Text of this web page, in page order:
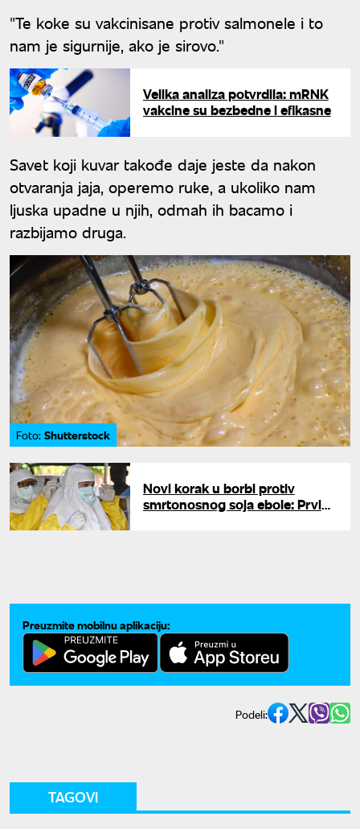
"Te koke su vakcinisane protiv salmonele i to
nam je sigurnije, ako je sirovo."
Velika analiza potvrdila: mRNK
vakcine su bezbedne i efikasne
Savet koji kuvar takođe daje jeste da nakon
otvaranja jaja, operemo ruke, a ukoliko nam
ljuska upadne u njih, odmah ih bacamo i
razbijamo druga.
Foto: Shutterstock
Novi korak u borbi protiv
smrtonosnog soja ebole: Prvi
Preuzmite mobilnu aplikaciju:
Podeli:
TAGOVI